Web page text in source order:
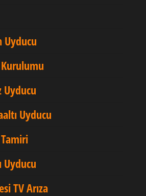
Uyducu
Uyducu
Uyducu
Uyducu
TV Arıza